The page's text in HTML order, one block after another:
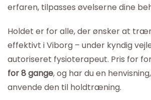
erfaren, tilpasses øvelserne dine
Holdet er for alle, der ønsker at
effektivt i Viborg – under kyndig
autoriseret fysioterapeut. Pris for
for 8 gange, og har du en
anvende den til holdtræning.